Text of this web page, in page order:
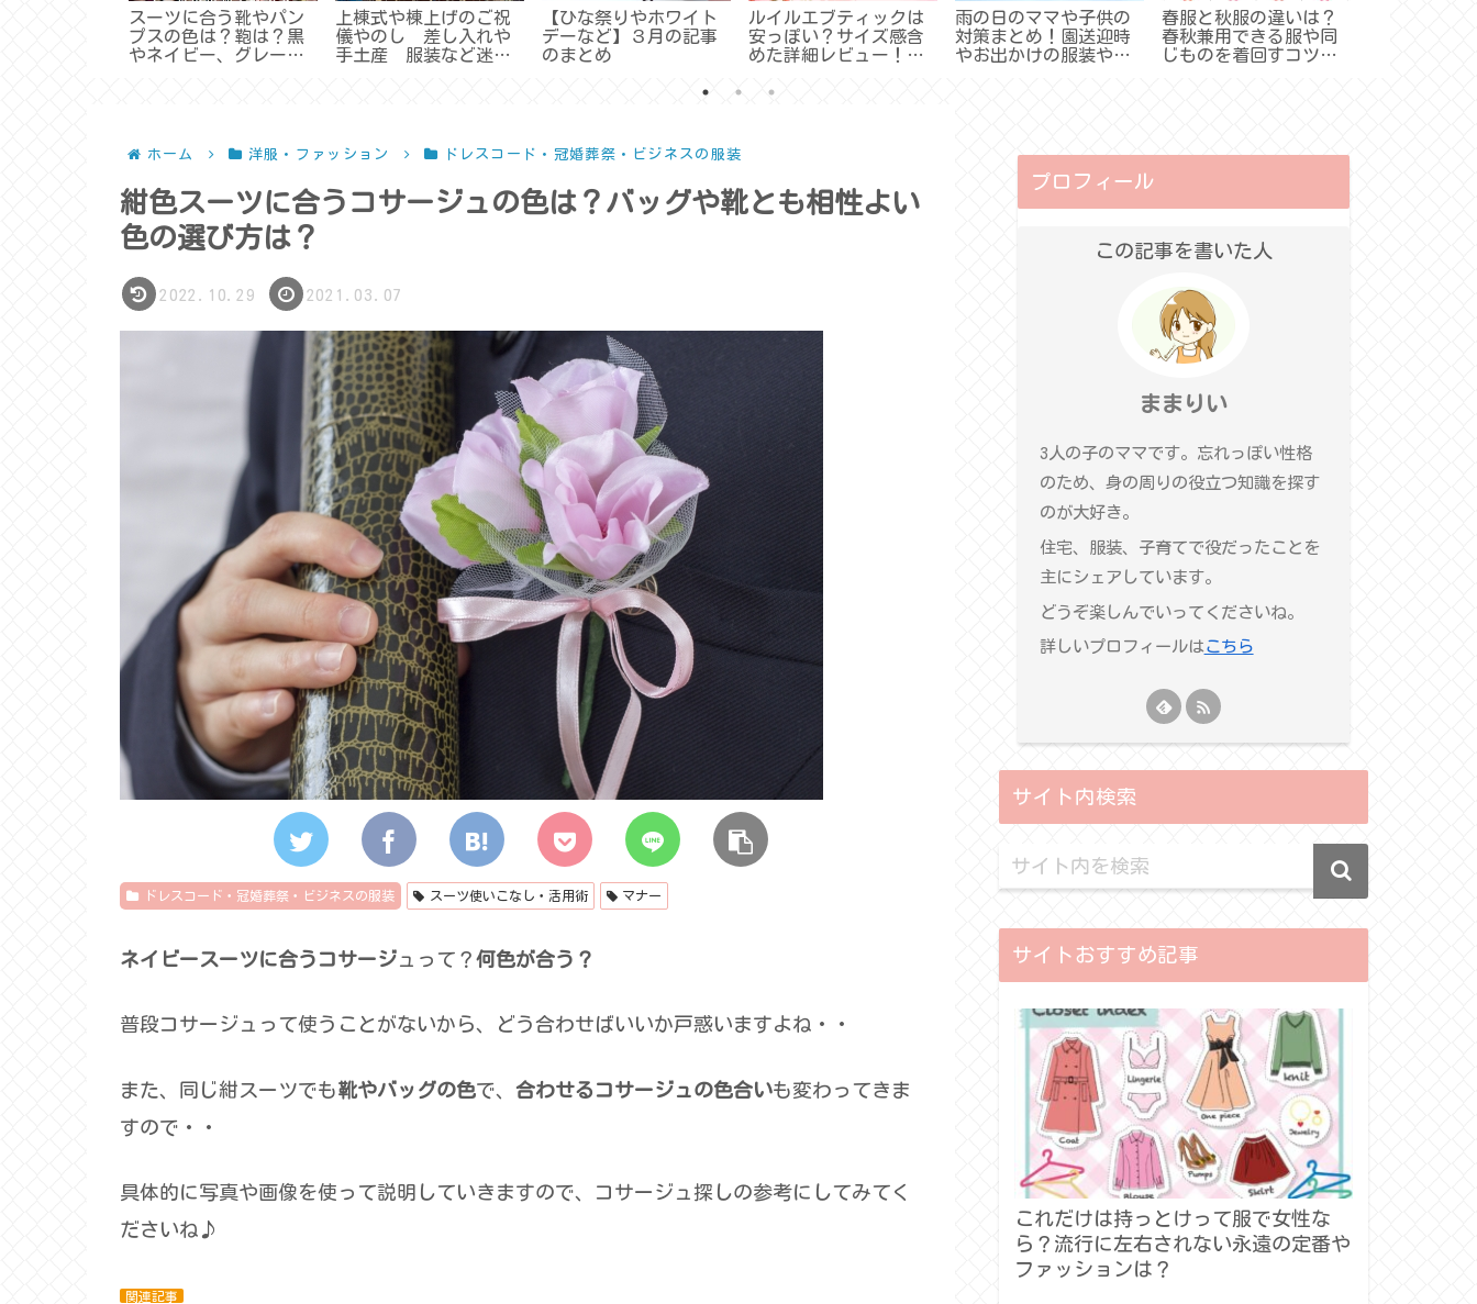
スーツに合う靴やパン
プスの色は？鞄は？黒
やネイビー、グレーな
上棟式や棟上げのご祝
儀やのし 差し入れや
手土産 服装など迷う
【ひな祭りやホワイト
デーなど】３月の記事
のまとめ
ルイルエブティックは
安っぽい？サイズ感含
めた詳細レビュー！評
雨の日のママや子供の
対策まとめ！園送迎時
やお出かけの服装や過
春服と秋服の違いは？
春秋兼用できる服や同
じものを着回すコツ
ホーム 洋服・ファッション ドレスコード・冠婚葬祭・ビジネスの服装
紺色スーツに合うコサージュの色は？バッグや靴とも相性よい
色の選び方は？
2022.10.29 2021.03.07
ドレスコード・冠婚葬祭・ビジネスの服装 スーツ使いこなし・活用術 マナー
ネイビースーツに合うコサージ ュって？ 何色が合う？
普段コサージュって使うことがないから、どう合わせばいいか戸惑いますよね・・
また、同じ紺スーツでも靴やバッグの色で、 合わせるコサージュの色合いも変わってきま
すので・・
具体的に写真や画像を使って説明していきますので、コサージュ探しの参考にしてみてく
ださいね♪
関連記事
プロフィール
この記事を書いた人
ままりい
3人の子のママです。忘れっぽい性格
のため、身の周りの役立つ知識を探す
のが大好き。
住宅、服装、子育てで役だったことを
主にシェアしています。
どうぞ楽しんでいってくださいね。
詳しいプロフィールは こちら
サイト内検索
サイトおすすめ記事
これだけは持っとけって服で女性な
ら？流行に左右されない永遠の定番や
ファッションは？